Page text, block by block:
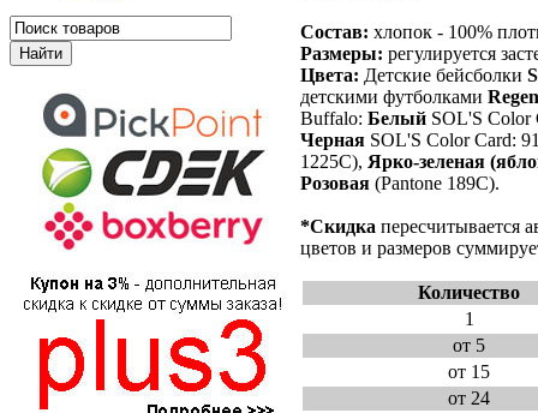
Состав: хлопок - 100%
Размеры: регулируется
Цвета: Детские бейсболки
детскими футболками
Buffalo: Белый SOL'S Color
Черная SOL'S Color Card:
1225C), Ярко-зеленая
Розовая (Pantone 189C).
*Скидка пересчитывается
цветов и размеров
Количество
1
от 5
от 15
от 24